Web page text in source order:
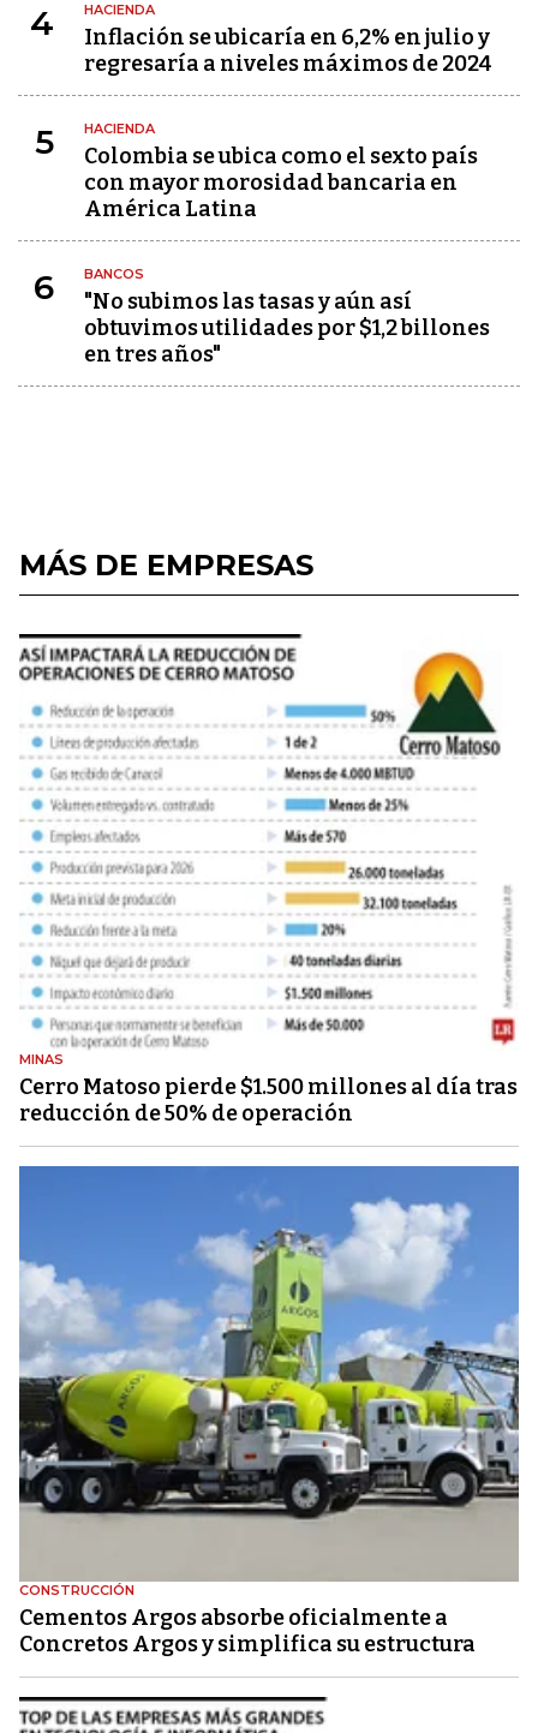
4 HACIENDA
Inflación se ubicaría en 6,2% en julio y
regresaría a niveles máximos de 2024
5 HACIENDA
Colombia se ubica como el sexto país
con mayor morosidad bancaria en
América Latina
6 BANCOS
"No subimos las tasas y aún así
obtuvimos utilidades por $1,2 billones
en tres años"
MÁS DE EMPRESAS
MINAS
Cerro Matoso pierde $1.500 millones al día tras
reducción de 50% de operación
CONSTRUCCIÓN
Cementos Argos absorbe oficialmente a
Concretos Argos y simplifica su estructura